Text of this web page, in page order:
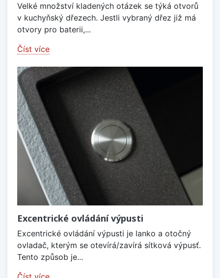
Velké množství kladených otázek se týká otvorů
v kuchyňský dřezech. Jestli vybraný dřez již má
otvory pro baterii,...
Číst více
Excentrické ovládání výpusti
Excentrické ovládání výpusti je lanko a otočný
ovladač, kterým se otevírá/zavírá sítková výpusť.
Tento způsob je...